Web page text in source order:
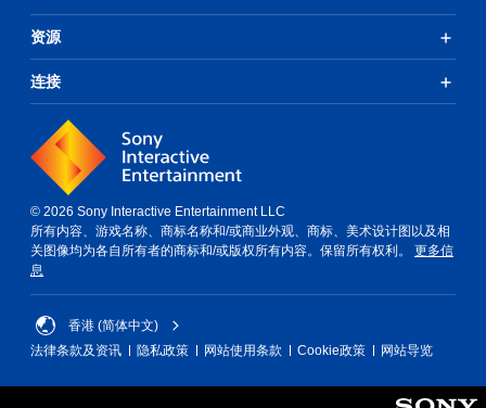
资源
连接
© 2026 Sony Interactive Entertainment LLC
所有内容、游戏名称、商标名称和/或商业外观、商标、美术设计图以及相
关图像均为各自所有者的商标和/或版权所有内容。保留所有权利。 更多信
息
香港 (简体中文)
法律条款及资讯
隐私政策 网站使用条款 Cookie政策 网站导览